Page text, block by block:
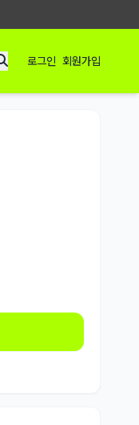
로그인 회원가입